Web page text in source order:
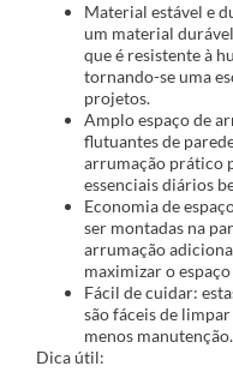
Material estável e
um material
que é resistente à
tornando-se uma
projetos.
Amplo espaço de
flutuantes de
arrumação prático
essenciais diários
Economia de
ser montadas na
arrumação
maximizar o
Fácil de cuidar:
são fáceis de
menos manutenção.
Dica útil: